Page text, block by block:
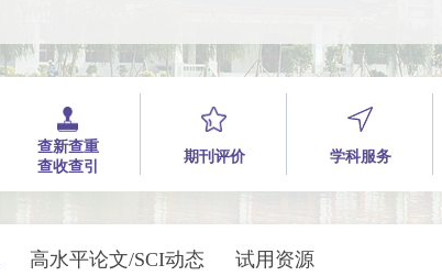
查新查重
查收查引
期刊评价 学科服务
高水平论文/SCI动态 试用资源